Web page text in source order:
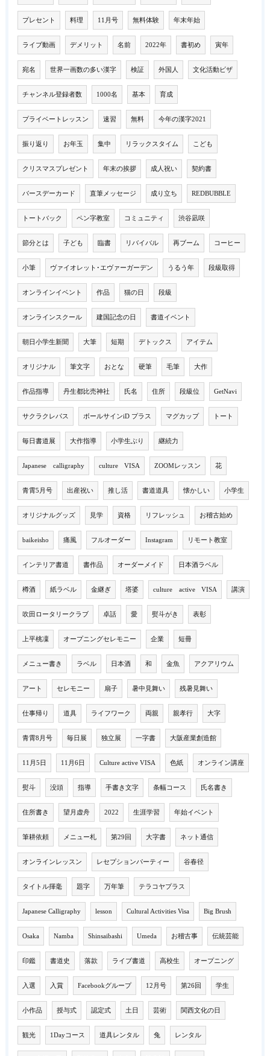
プレセント 料理 11月号 無料体験 年末年始
ライブ動画 デメリット 名前 2022年 書初め 寅年
宛名 世界一画数の多い漢字 検証 外国人 文化活動ビザ
チャンネル登録者数 1000名 基本 育成
プライベートレッスン 速習 無料 今年の漢字2021
振り返り お年玉 集中 リラックスタイム こども
クリスマスプレゼント 年末の挨拶 成人祝い 契約書
バースデーカード 直筆メッセージ 成り立ち REDBUBBLE
トートバック ペン字教室 コミュニティ 渋谷凪咲
節分とは 子ども 臨書 リバイバル 再ブーム コーヒー
小筆 ヴァイオレット･エヴァーガーデン うるう年 段級取得
オンラインイベント 作品 猫の日 段級
オンラインスクール 建国記念の日 書道イベント
朝日小学生新聞 大筆 短期 デトックス アイテム
オリジナル 筆文字 おとな 硬筆 毛筆 大作
作品指導 丹生都比売神社 氏名 住所 段級位 GetNavi
サクラクレパス ボールサインiD プラス マグカップ トート
毎日書道展 大作指導 小学生ぶり 継続力
Japanese calligraphy culture VISA ZOOMレッスン 花
青霄5月号 出産祝い 推し活 書道道具 懐かしい 小学生
オリジナルグッズ 見学 資格 リフレッシュ お稽古始め
baikeisho 痛風 フルオーダー Instagram リモート教室
インテリア書道 書作品 オーダーメイド 日本酒ラベル
樽酒 紙ラベル 金継ぎ 塔婆 culture active VISA 講演
吹田ロータリークラブ 卓話 愛 熨斗がき 表彰
上平桃凜 オープニングセレモニー 企業 短冊
メニュー書き ラベル 日本酒 和 金魚 アクアリウム
アート セレモニー 扇子 暑中見舞い 残暑見舞い
仕事帰り 道具 ライフワーク 両親 親孝行 大字
青霄8月号 毎日展 独立展 一字書 大阪産業創造館
11月5日 11月6日 Culture active VISA 色紙 オンライン講座
熨斗 没頭 指導 手書き文字 条幅コース 氏名書き
住所書き 望月虚舟 2022 生涯学習 年始イベント
筆耕依頼 メニュー札 第29回 大字書 ネット通信
オンラインレッスン レセプションパーティー 谷春径
タイトル揮毫 題字 万年筆 テラコヤプラス
Japanese Calligraphy lesson Cultural Activities Visa Big Brush
Osaka Namba Shinsaibashi Umeda お稽古事 伝統芸能
印鑑 書道史 落款 ライブ書道 高校生 オープニング
入選 入賞 Facebookグループ 12月号 第26回 学生
小作品 授与式 認定式 土日 芸術 関西文化の日
観光 1Dayコース 道具レンタル 兔 レンタル